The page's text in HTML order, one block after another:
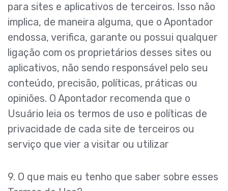
para sites e aplicativos de terceiros. Isso não
implica, de maneira alguma, que o Apontador
endossa, verifica, garante ou possui qualquer
ligação com os proprietários desses sites ou
aplicativos, não sendo responsável pelo seu
conteúdo, precisão, políticas, práticas ou
opiniões. O Apontador recomenda que o
Usuário leia os termos de uso e políticas de
privacidade de cada site de terceiros ou
serviço que vier a visitar ou utilizar
9. O que mais eu tenho que saber sobre esses